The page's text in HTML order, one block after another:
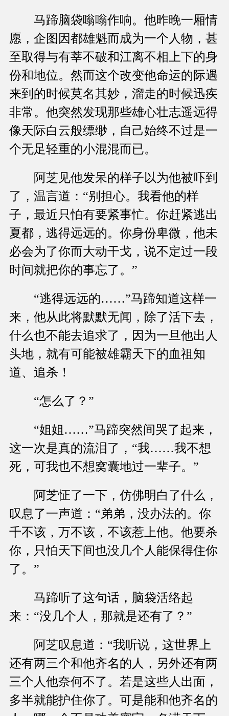
马蹄脑袋嗡嗡作响。他昨晚一厢情
愿，企图因都雄魁而成为一个人物，甚
至取得与有莘不破和江离不相上下的身
份和地位。然而这个改变他命运的际遇
来到的时候莫名其妙，溜走的时候迅疾
非常。他突然发现那些雄心壮志遥远得
像天际白云般缥缈，自己始终不过是一
个无足轻重的小混混而已。
阿芝见他发呆的样子以为他被吓到
了，温言道：“别担心。我看他的样
子，最近只怕有要紧事忙。你赶紧逃出
夏都，逃得远远的。你身份卑微，他未
必会为了你而大动干戈，说不定过一段
时间就把你的事忘了。”
“逃得远远的……”马蹄知道这样一
来，他从此将默默无闻，除了活下去，
什么也不能去追求了，因为一旦他出人
头地，就有可能被雄霸天下的血祖知
道、追杀！
“怎么了？”
“姐姐……”马蹄突然间哭了起来，
这一次是真的流泪了，“我……我不想
死，可我也不想窝囊地过一辈子。”
阿芝怔了一下，仿佛明白了什么，
叹息了一声道：“弟弟，没办法的。你
千不该，万不该，不该惹上他。他要杀
你，只怕天下间也没几个人能保得住你
了。”
马蹄听了这句话，脑袋活络起
来：“没几个人，那就是还有了？”
阿芝叹息道：“我听说，这世界上
还有两三个和他齐名的人，另外还有两
三个人他奈何不了。若是这些人出面，
多半就能护住你了。可是能和他齐名的